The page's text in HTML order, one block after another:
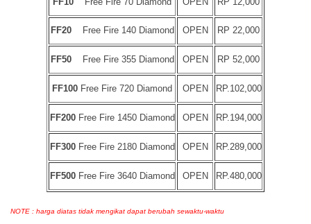
FF20Free Fire 140 Diamond OPEN RP 22,000
FF50Free Fire 355 Diamond OPEN RP 52,000
FF100 Free Fire 720 Diamond OPEN RP.102,000
FF200Free Fire 1450 Diamond OPEN RP.194,000
FF300 Free Fire 2180 Diamond OPEN RP.289,000
FF500 Free Fire 3640 Diamond OPEN RP.480,000
NOTE : harga diatas tidak mengikat dapat berubah sewaktu-waktu